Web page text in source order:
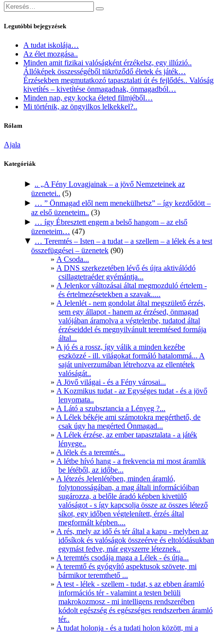
Keresés:
Keresés
Legutóbbi bejegyzések
A tudat iskolája…
Az élet mozgása..
Minden amit fizikai valóságként érzékelsz, egy illúzió..
Állóképek összességéből tükröződő életek és játék…
Érzésekben megmutatkozó tapasztalati út és fejlődés.. Valóság
kivetítés – kivetítése önmagadnak, önmagadból…
Minden nap, egy kocka életed filmjéből…
Mi történik, az öngyilkos lelkekkel?..
Rólam
Ajala
Kategóriák
► .. „A Fény Lovagjainak – a jövő Nemzeteinek az
üzenetei.. (5)
► … ” Önmagad elől nem menekülhetsz” – így kezdődött –
az első üzeneteim.. (3)
► … így Ébresztett engem a belső hangom – az első
üzeneteim… (47)
▼ … Teremtés – Isten – a tudat – a szellem – a lélek és a test
összefüggései – üzenetek (90)
A Csoda...
A DNS szerkezetében lévő és újra aktiválódó
csillagtetraéder gyémántja...
A Jelenkor változásai által megmozduló értelem -
és értelmezésetekben a szavak.....
A Jelenlét - nem gondolat által megszülető érzés,
sem egy állapot - hanem az érzésed, önmagad
valójában áramolva a végtelenbe, tudatod által
érzéseiddel és megnyilvánult teremtésed formája
által...
A jó és a rossz, így válik a minden kezébe
eszközzé - ill. világokat formáló hatalommá... A
saját univerzumában létrehozva az ellentétek
valóságát..
A Jövő világai - és a Fény városai...
A Kozmikus tudat - az Egységes tudat - és a jövő
lenyomata..
A Látó a szubsztancia a Lényeg ?...
A Lélek békéje ami számotokra megérthető, de
csak úgy ha megérted Önmagad...
A Lélek érzése, az ember tapasztalata - a játék
lényege..
A lélek és a teremtés...
A létbe hívó hang - a frekvencia mi most áramlik
be létéből, az időbe...
A létezés Jelenlétében, minden áramló,
folytonosságában, a mag általi információiban
sugározza, a belőle áradó képben kivetülő
valóságot - s így kapcsolja össze az összes létező
síkot, egy időben végtelenített, érzés által
megformált képben....
A rés, mely az idő és tér által a kapu - melyben az
idősíkok és valóságok összeérve és eltolódásukban
egymást fedve, már egyszerre léteznek..
A teremtés csodája maga a Lélek - és útja...
A teremtő és gyógyító aspektusok szövete, mi
bármikor teremthető ...
A test - lélek - szellem - tudat, s az ebben áramló
információs tér - valamint a testen belüli
makrokozmosz - mi intelligens rendszerében
kódolt egészség és egészséges rendszerben áramló
tér..
A tudat holonja - és a tudati holon között, mi a